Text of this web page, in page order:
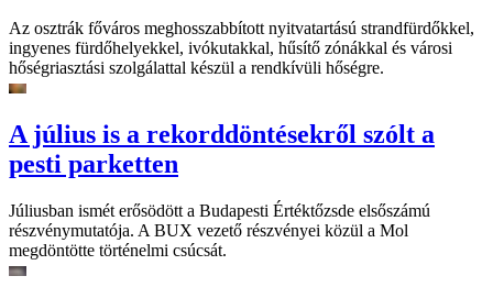
Az osztrák főváros meghosszabbított nyitvatartású strandfürdőkkel,
ingyenes fürdőhelyekkel, ivókutakkal, hűsítő zónákkal és városi
hőségriasztási szolgálattal készül a rendkívüli hőségre.
A július is a rekorddöntésekről szólt a
pesti parketten
Júliusban ismét erősödött a Budapesti Értéktőzsde elsőszámú
részvénymutatója. A BUX vezető részvényei közül a Mol
megdöntötte történelmi csúcsát.